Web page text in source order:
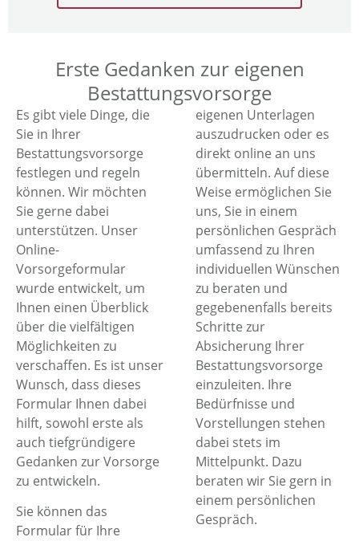
Erste Gedanken zur eigenen
Bestattungsvorsorge
Es gibt viele Dinge, die
Sie in Ihrer
Bestattungsvorsorge
festlegen und regeln
können. Wir möchten
Sie gerne dabei
unterstützen. Unser
Online-
Vorsorgeformular
wurde entwickelt, um
Ihnen einen Überblick
über die vielfältigen
Möglichkeiten zu
verschaffen. Es ist unser
Wunsch, dass dieses
Formular Ihnen dabei
hilft, sowohl erste als
auch tiefgründigere
Gedanken zur Vorsorge
zu entwickeln.
Sie können das
Formular für Ihre
eigenen Unterlagen
auszudrucken oder es
direkt online an uns
übermitteln. Auf diese
Weise ermöglichen Sie
uns, Sie in einem
persönlichen Gespräch
umfassend zu Ihren
individuellen Wünschen
zu beraten und
gegebenenfalls bereits
Schritte zur
Absicherung Ihrer
Bestattungsvorsorge
einzuleiten. Ihre
Bedürfnisse und
Vorstellungen stehen
dabei stets im
Mittelpunkt. Dazu
beraten wir Sie gern in
einem persönlichen
Gespräch.